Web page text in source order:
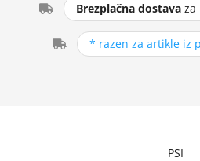
Brezplačna dostava za
* razen za artikle iz
PSI